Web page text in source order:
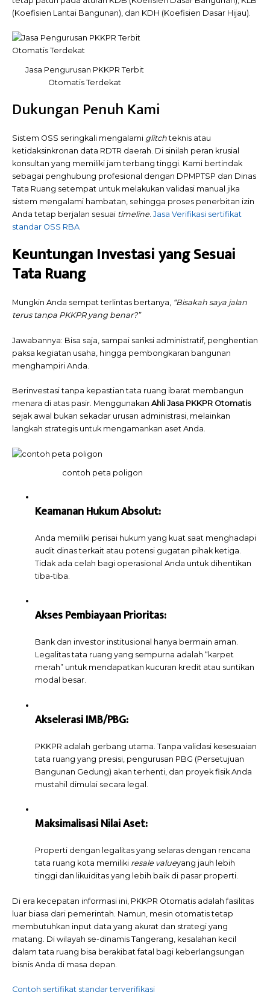
(Koefisien Lantai Bangunan), dan KDH (Koefisien Dasar Hijau).
Jasa Pengurusan PKKPR Terbit
Otomatis Terdekat
Dukungan Penuh Kami
Sistem OSS seringkali mengalami glitchteknis atau
ketidaksinkronan data RDTR daerah. Di sinilah peran krusial
konsultan yang memiliki jam terbang tinggi. Kami bertindak
sebagai penghubung profesional dengan DPMPTSP dan Dinas
Tata Ruang setempat untuk melakukan validasi manual jika
sistem mengalami hambatan, sehingga proses penerbitan izin
Anda tetap berjalan sesuai timeline Jasa Verifikasi sertifikat
standar OSS RBA
Keuntungan Investasi yang Sesuai
Tata Ruang
Mungkin Anda sempat terlintas bertanya, “Bisakah saya jalan
terus tanpa PKKPR yang benar?”
Jawabannya: Bisa saja, sampai sanksi administratif, penghentian
paksa kegiatan usaha, hingga pembongkaran bangunan
menghampiri Anda.
Berinvestasi tanpa kepastian tata ruang ibarat membangun
menara di atas pasir. Menggunakan Ahli Jasa PKKPR Otomatis
sejak awal bukan sekadar urusan administrasi, melainkan
langkah strategis untuk mengamankan aset Anda.
contoh peta poligon
Keamanan Hukum Absolut:
Anda memiliki perisai hukum yang kuat saat menghadapi
audit dinas terkait atau potensi gugatan pihak ketiga.
Tidak ada celah bagi operasional Anda untuk dihentikan
tiba-tiba.
Akses Pembiayaan Prioritas:
Bank dan investor institusional hanya bermain aman.
Legalitas tata ruang yang sempurna adalah “karpet
merah” untuk mendapatkan kucuran kredit atau suntikan
modal besar.
Akselerasi IMB/PBG:
PKKPR adalah gerbang utama. Tanpa validasi kesesuaian
tata ruang yang presisi, pengurusan PBG (Persetujuan
Bangunan Gedung) akan terhenti, dan proyek fisik Anda
mustahil dimulai secara legal.
Maksimalisasi Nilai Aset:
Properti dengan legalitas yang selaras dengan rencana
tata ruang kota memiliki resale valueyang jauh lebih
tinggi dan likuiditas yang lebih baik di pasar properti.
Di era kecepatan informasi ini, PKKPR Otomatis adalah fasilitas
luar biasa dari pemerintah. Namun, mesin otomatis tetap
membutuhkan input data yang akurat dan strategi yang
matang. Di wilayah se-dinamis Tangerang, kesalahan kecil
dalam tata ruang bisa berakibat fatal bagi keberlangsungan
bisnis Anda di masa depan.
Contoh sertifikat standar terverifikasi